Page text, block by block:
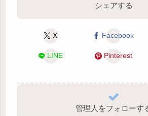
シェアする
X Facebook
LINE Pinterest
管理人をフォローす